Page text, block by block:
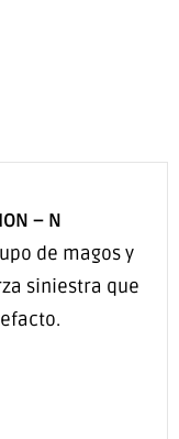
– N
de magos y
siniestra que